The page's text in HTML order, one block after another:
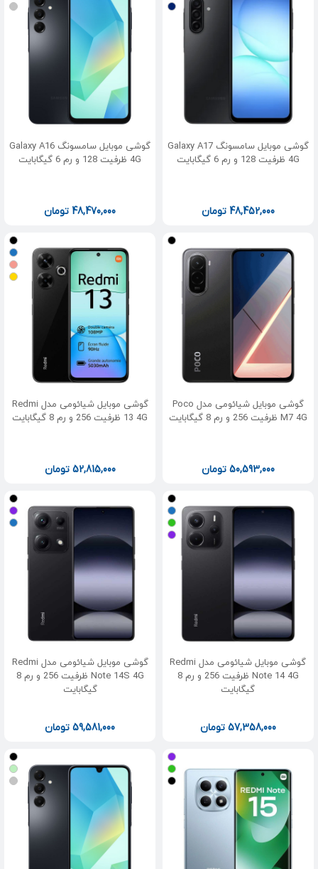
گوشی موبایل سامسونگ Galaxy A17
4G ظرفیت 128 و رم 6 گیگابایت
48,452,000 تومان
گوشی موبایل سامسونگ Galaxy A16
4G ظرفیت 128 و رم 6 گیگابایت
48,470,000 تومان
گوشی موبایل شیائومی مدل Poco
M7 4G ظرفیت 256 و رم 8 گیگابایت
50,593,000 تومان
گوشی موبایل شیائومی مدل Redmi
13 4G ظرفیت 256 و رم 8 گیگابایت
52,815,000 تومان
گوشی موبایل شیائومی مدل Redmi
Note 14 4G ظرفیت 256 و رم 8
گیگابایت
57,358,000 تومان
گوشی موبایل شیائومی مدل Redmi
Note 14S 4G ظرفیت 256 و رم 8
گیگابایت
59,581,000تومان